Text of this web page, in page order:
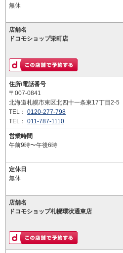
無休
店舗名
ドコモショップ栄町店
住所/電話番号
〒007-0841
北海道札幌市東区北四十一条東17丁目2-5
TEL： 0120-277-798
TEL： 011-787-1110
営業時間
午前9時〜午後6時
定休日
無休
店舗名
ドコモショップ札幌環状通東店